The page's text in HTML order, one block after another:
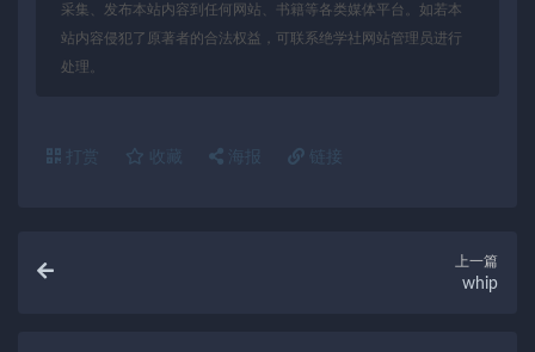
采集、发布本站内容到任何网站、书籍等各类媒体平台。如若本
站内容侵犯了原著者的合法权益，可联系绝学社网站管理员进行
处理。
打赏 收藏 海报 链接
上一篇
whip